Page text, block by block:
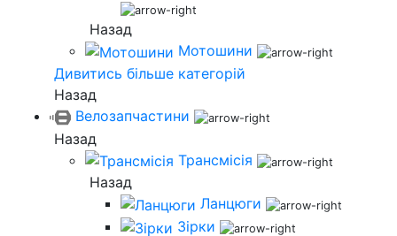
Назад
Мотошини
Дивитись більше категорій
Назад
Велозапчастини
Назад
Трансмісія
Назад
Ланцюги
Зірки